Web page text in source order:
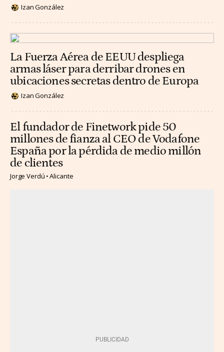
Izan González
La Fuerza Aérea de EEUU despliega
armas láser para derribar drones en
ubicaciones secretas dentro de Europa
Izan González
El fundador de Finetwork pide 50
millones de fianza al CEO de Vodafone
España por la pérdida de medio millón
de clientes
Jorge Verdú Alicante